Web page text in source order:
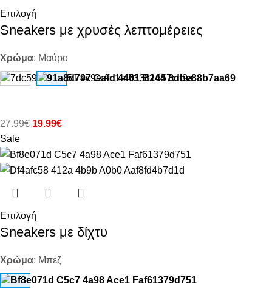
Επιλογή
Sneakers με χρυσές λεπτομέρειες
Χρώμα: Μαύρο
27.99€ 19.99€
Sale
Επιλογή
Sneakers με δίχτυ
Χρώμα: Μπεζ